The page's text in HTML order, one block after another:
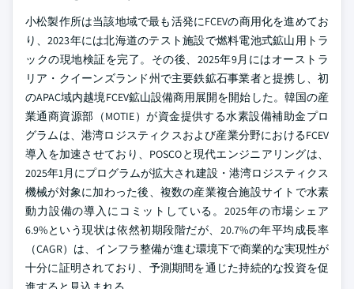
小松製作所は当該地域で最も活発にFCEVの商用化を進めてお
り、2023年には北海道のテスト施設で燃料電池式鉱山用トラ
ックの現地検証を完了。その後、2025年9月にはオーストラ
リア・クイーンズランド州で主要鉄鉱石事業者と提携し、初
のAPAC域内越境FCEV鉱山設備商用展開を開始した。韓国の産
業通商資源部（MOTIE）が資金提供する水素設備補助金プロ
グラムは、港湾ロジスティクスおよび産業分野におけるFCEV
導入を加速させており、POSCOと現代エンジニアリングは、
2025年1月にプログラムが拡大され建設・港湾ロジスティクス
機械が対象に加わった後、複数の産業複合施設サイトで水素
動力設備の導入にコミットしている。2025年の市場シェア
6.9%という現状は依然初期段階だが、20.7%の年平均成長率
（CAGR）は、インフラ整備が進む環境下で商業的な実現性が
十分に証明されており、予測期間を通じた持続的な投資を促